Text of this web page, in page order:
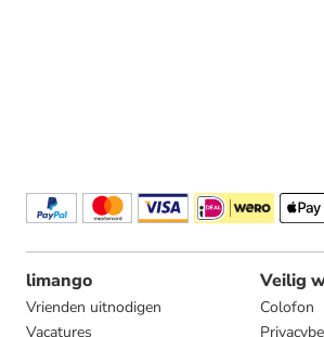
limango
Vrienden uitnodigen
Vacatures
Veilig
Colofon